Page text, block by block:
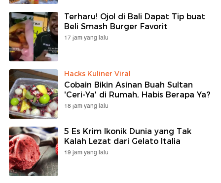
Terharu! Ojol di Bali Dapat Tip buat
Beli Smash Burger Favorit
17 jam yang lalu
Hacks Kuliner Viral
Cobain Bikin Asinan Buah Sultan
'Ceri-Ya' di Rumah, Habis Berapa Ya?
18 jam yang lalu
5 Es Krim Ikonik Dunia yang Tak
Kalah Lezat dari Gelato Italia
19 jam yang lalu